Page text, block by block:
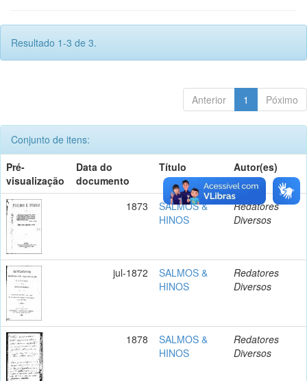
Resultado 1-3 de 3.
Anterior 1 Póximo
Conjunto de itens:
Pré-
visualização
Data do
documento
Título Autor(es)
1873
SALMOS &
HINOS
Redatores
Diversos
jul-1872
SALMOS &
HINOS
Redatores
Diversos
1878
SALMOS &
HINOS
Redatores
Diversos